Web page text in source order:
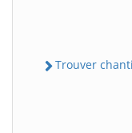
Trouver